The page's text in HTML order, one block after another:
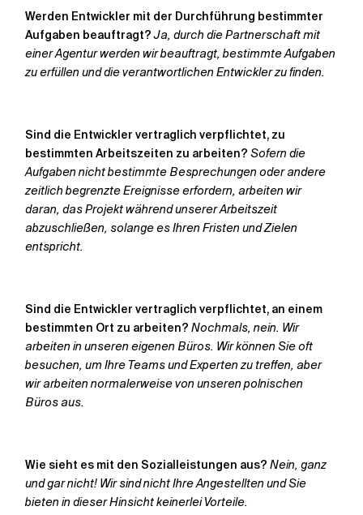
Werden Entwickler mit der Durchführung bestimmter
Aufgaben beauftragt? Ja, durch die Partnerschaft mit
einer Agentur werden wir beauftragt, bestimmte Aufgaben
zu erfüllen und die verantwortlichen Entwickler zu finden.
Sind die Entwickler vertraglich verpflichtet, zu
bestimmten Arbeitszeiten zu arbeiten? Sofern die
Aufgaben nicht bestimmte Besprechungen oder andere
zeitlich begrenzte Ereignisse erfordern, arbeiten wir
daran, das Projekt während unserer Arbeitszeit
abzuschließen, solange es Ihren Fristen und Zielen
entspricht.
Sind die Entwickler vertraglich verpflichtet, an einem
bestimmten Ort zu arbeiten? Nochmals, nein. Wir
arbeiten in unseren eigenen Büros. Wir können Sie oft
besuchen, um Ihre Teams und Experten zu treffen, aber
wir arbeiten normalerweise von unseren polnischen
Büros aus.
Wie sieht es mit den Sozialleistungen aus? Nein, ganz
und gar nicht! Wir sind nicht Ihre Angestellten und Sie
bieten in dieser Hinsicht keinerlei Vorteile.